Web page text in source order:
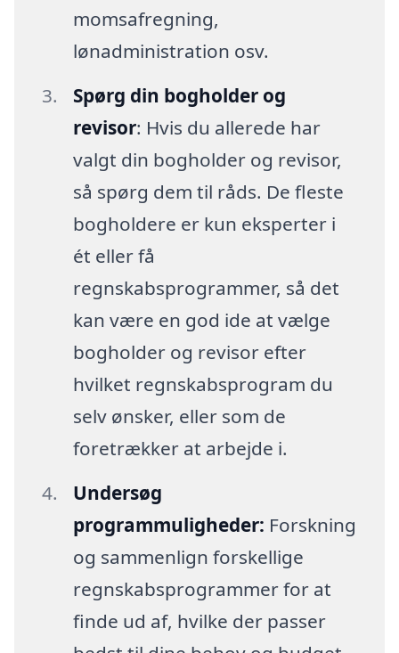
momsafregning,
lønadministration osv.
Spørg din bogholder og
revisor: Hvis du allerede har
valgt din bogholder og revisor,
så spørg dem til råds. De fleste
bogholdere er kun eksperter i
ét eller få
regnskabsprogrammer, så det
kan være en god ide at vælge
bogholder og revisor efter
hvilket regnskabsprogram du
selv ønsker, eller som de
foretrækker at arbejde i.
Undersøg
programmuligheder: Forskning
og sammenlign forskellige
regnskabsprogrammer for at
finde ud af, hvilke der passer